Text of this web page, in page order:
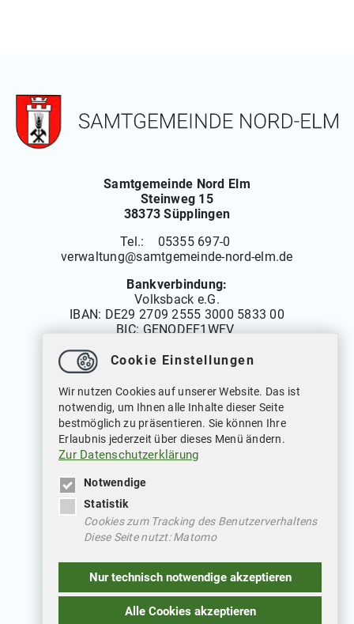
Samtgemeinde Nord Elm
Steinweg 15
38373 Süpplingen
Tel.: 05355 697-0
verwaltung@samtgemeinde-nord-elm.de
Bankverbindung:
Volksback e.G.
IBAN: DE29 2709 2555 3000 5833 00
BIC: GENODEF1WFV
Montag bis Freitag: 08.00 bis 12.00 Uhr
Dienstags auch von: 14.00 bis 18.00 Uhr
Mittwochs geschlossen
Datenschutz
Impressum
Cookie Einstellungen
Wir nutzen Cookies auf unserer Website. Das ist
notwendig, um Ihnen alle Inhalte dieser Seite
bestmöglich zu präsentieren. Sie können Ihre
Erlaubnis jederzeit über dieses Menü ändern.
Zur Datenschutzerklärung
Notwendige
Statistik
Cookies zum Tracking des Benutzerverhaltens
Diese Seite nutzt: Matomo
Nur technisch notwendige akzeptieren
Alle Cookies akzeptieren